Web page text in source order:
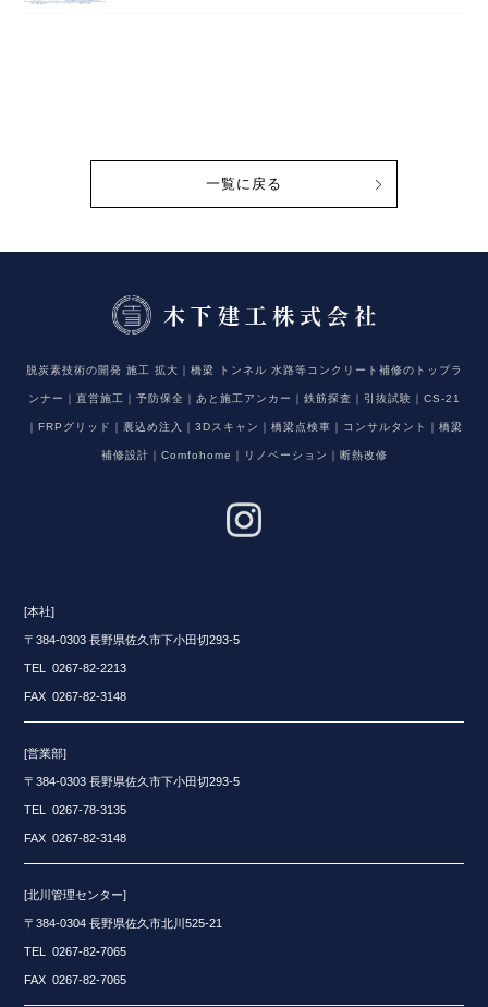
一覧に戻る
脱炭素技術の開発 施工 拡大｜橋梁 トンネル 水路等コンクリート補修のトップラ
ンナー｜直営施工｜予防保全｜あと施工アンカー｜鉄筋探査｜引抜試験｜CS-21
｜FRPグリッド｜裏込め注入｜3Dスキャン｜橋梁点検車｜コンサルタント｜橋梁
補修設計｜Comfohome｜リノベーション｜断熱改修
[本社]
〒384-0303 長野県佐久市下小田切293-5
TEL 0267-82-2213
FAX 0267-82-3148
[営業部]
〒384-0303 長野県佐久市下小田切293-5
TEL 0267-78-3135
FAX 0267-82-3148
[北川管理センター]
〒384-0304 長野県佐久市北川525-21
TEL 0267-82-7065
FAX 0267-82-7065